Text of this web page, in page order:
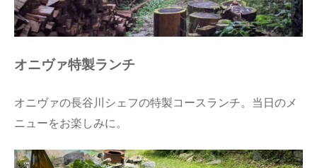
オニヴァ特製ランチ
オニヴァの長谷川シェフの特製コースランチ。当日のメ
ニューをお楽しみに。